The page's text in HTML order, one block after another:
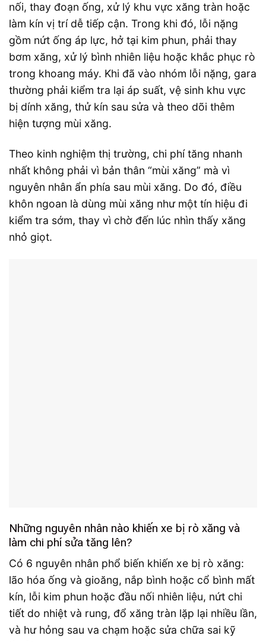
nối, thay đoạn ống, xử lý khu vực xăng tràn hoặc
làm kín vị trí dễ tiếp cận. Trong khi đó, lỗi nặng
gồm nứt ống áp lực, hở tại kim phun, phải thay
bơm xăng, xử lý bình nhiên liệu hoặc khắc phục rò
trong khoang máy. Khi đã vào nhóm lỗi nặng, gara
thường phải kiểm tra lại áp suất, vệ sinh khu vực
bị dính xăng, thử kín sau sửa và theo dõi thêm
hiện tượng mùi xăng.
Theo kinh nghiệm thị trường, chi phí tăng nhanh
nhất không phải vì bản thân “mùi xăng” mà vì
nguyên nhân ẩn phía sau mùi xăng. Do đó, điều
khôn ngoan là dùng mùi xăng như một tín hiệu đi
kiểm tra sớm, thay vì chờ đến lúc nhìn thấy xăng
nhỏ giọt.
Những nguyên nhân nào khiến xe bị rò xăng và
làm chi phí sửa tăng lên?
Có 6 nguyên nhân phổ biến khiến xe bị rò xăng:
lão hóa ống và gioăng, nắp bình hoặc cổ bình mất
kín, lỗi kim phun hoặc đầu nối nhiên liệu, nứt chi
tiết do nhiệt và rung, đổ xăng tràn lặp lại nhiều lần,
và hư hỏng sau va chạm hoặc sửa chữa sai kỹ